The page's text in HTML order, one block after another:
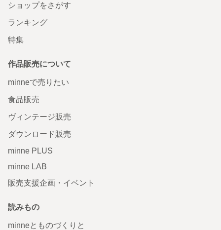
ショップをさがす
ランキング
特集
作品販売について
minneで売りたい
食品販売
ヴィンテージ販売
ダウンロード販売
minne PLUS
minne LAB
販売支援企画・イベント
読みもの
minneとものづくりと